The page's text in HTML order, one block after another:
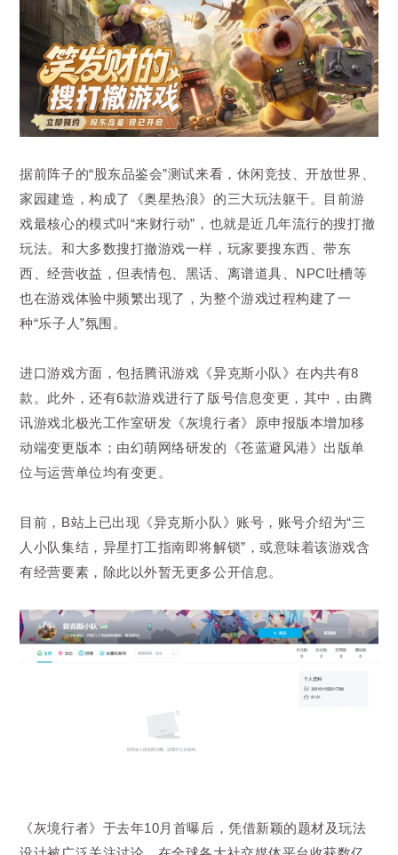
据前阵子的“股东品鉴会”测试来看，休闲竞技、开放世界、
家园建造，构成了《奥星热浪》的三大玩法躯干。目前游
戏最核心的模式叫“来财行动”，也就是近几年流行的搜打撤
玩法。和大多数搜打撤游戏一样，玩家要搜东西、带东
西、经营收益，但表情包、黑话、离谱道具、NPC吐槽等
也在游戏体验中频繁出现了，为整个游戏过程构建了一
种“乐子人”氛围。
进口游戏方面，包括腾讯游戏《异克斯小队》在内共有8
款。此外，还有6款游戏进行了版号信息变更，其中，由腾
讯游戏北极光工作室研发《灰境行者》原申报版本增加移
动端变更版本；由幻萌网络研发的《苍蓝避风港》出版单
位与运营单位均有变更。
目前，B站上已出现《异克斯小队》账号，账号介绍为“三
人小队集结，异星打工指南即将解锁”，或意味着该游戏含
有经营要素，除此以外暂无更多公开信息。
《灰境行者》于去年10月首曝后，凭借新颖的题材及玩法